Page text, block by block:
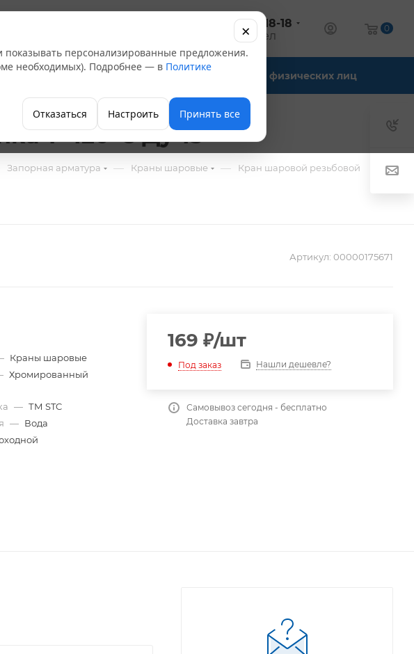
+7 (347) 246-18-18
оптовый отдел
0
Компания Офис-склады Для физических лиц
Т=120*С Ду-15
Запорная арматура — Краны шаровые — Кран шаровой резьбовой
Артикул: 00000175671
Краны шаровые
Хромированный
— ТМ STC
— Вода
169 ₽/шт
Под заказ Нашли дешевле?
Самовывоз сегодня - бесплатно
Доставка завтра
показывать персонализированные предложения.
необходимых). Подробнее — в Политике
Отказаться Настроить Принять все
×